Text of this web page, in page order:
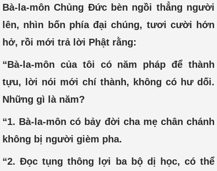
Bà-la-môn Chủng Đức bèn ngồi thẳng người
lên, nhìn bốn phía đại chúng, tươi cười hớn
hở, rồi mới trả lời Phật rằng:
“Bà-la-môn của tôi có năm pháp để thành
tựu, lời nói mới chí thành, không có hư dối.
Những gì là năm?
“1. Bà-la-môn có bảy đời cha mẹ chân chánh
không bị người gièm pha.
“2. Đọc tụng thông lợi ba bộ dị học, có thể